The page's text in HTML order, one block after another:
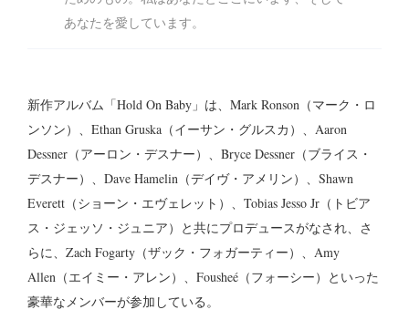
あなたを愛しています。
新作アルバム「Hold On Baby」は、Mark Ronson（マーク・ロ
ンソン）、Ethan Gruska（イーサン・グルスカ）、Aaron
Dessner（アーロン・デスナー）、Bryce Dessner（ブライス・
デスナー）、Dave Hamelin（デイヴ・アメリン）、Shawn
Everett（ショーン・エヴェレット）、Tobias Jesso Jr（トビア
ス・ジェッソ・ジュニア）と共にプロデュースがなされ、さ
らに、Zach Fogarty（ザック・フォガーティー）、Amy
Allen（エイミー・アレン）、Fousheé（フォーシー）といった
豪華なメンバーが参加している。